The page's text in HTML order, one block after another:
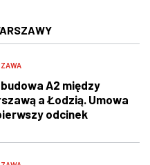
A2 między
a Łodzią. Umowa
odcinek